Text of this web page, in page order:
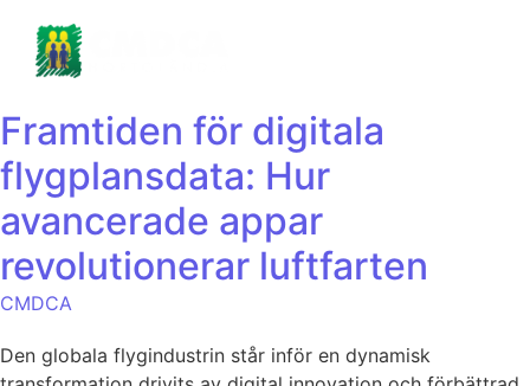
Framtiden för digitala
flygplansdata: Hur
avancerade appar
revolutionerar luftfarten
CMDCA
Den globala flygindustrin står inför en dynamisk